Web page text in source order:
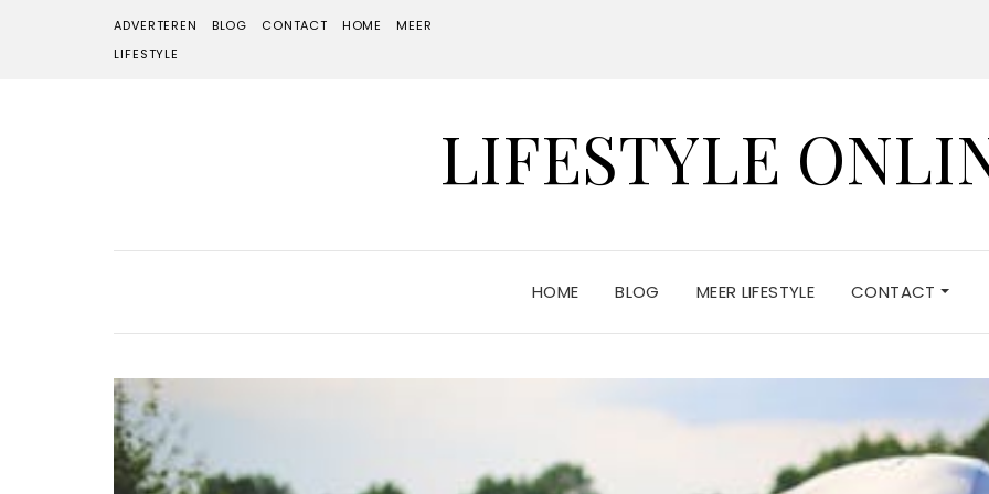
ADVERTEREN BLOG CONTACT HOME
MEER
LIFESTYLE
LIFESTYLE
HOME BLOG MEER LIFESTYLE CONTACT